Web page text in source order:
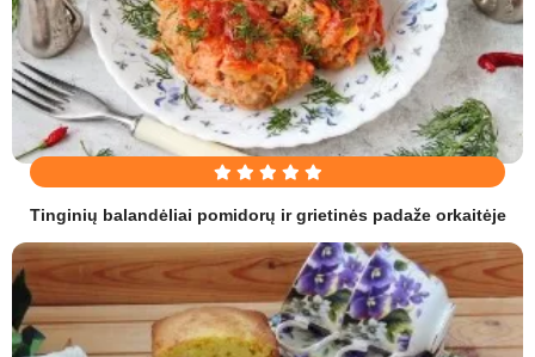
Tinginių balandėliai pomidorų ir grietinės padaže orkaitėje